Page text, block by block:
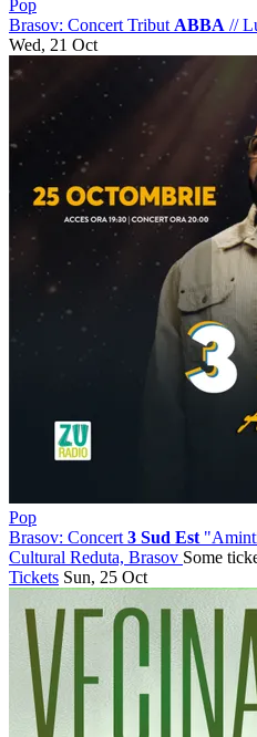
Pop
Brasov: Concert Tribut ABBA //
Wed, 21 Oct
Pop
Brasov: Concert 3 Sud Est
Cultural Reduta, Brasov Some
Tickets Sun, 25 Oct